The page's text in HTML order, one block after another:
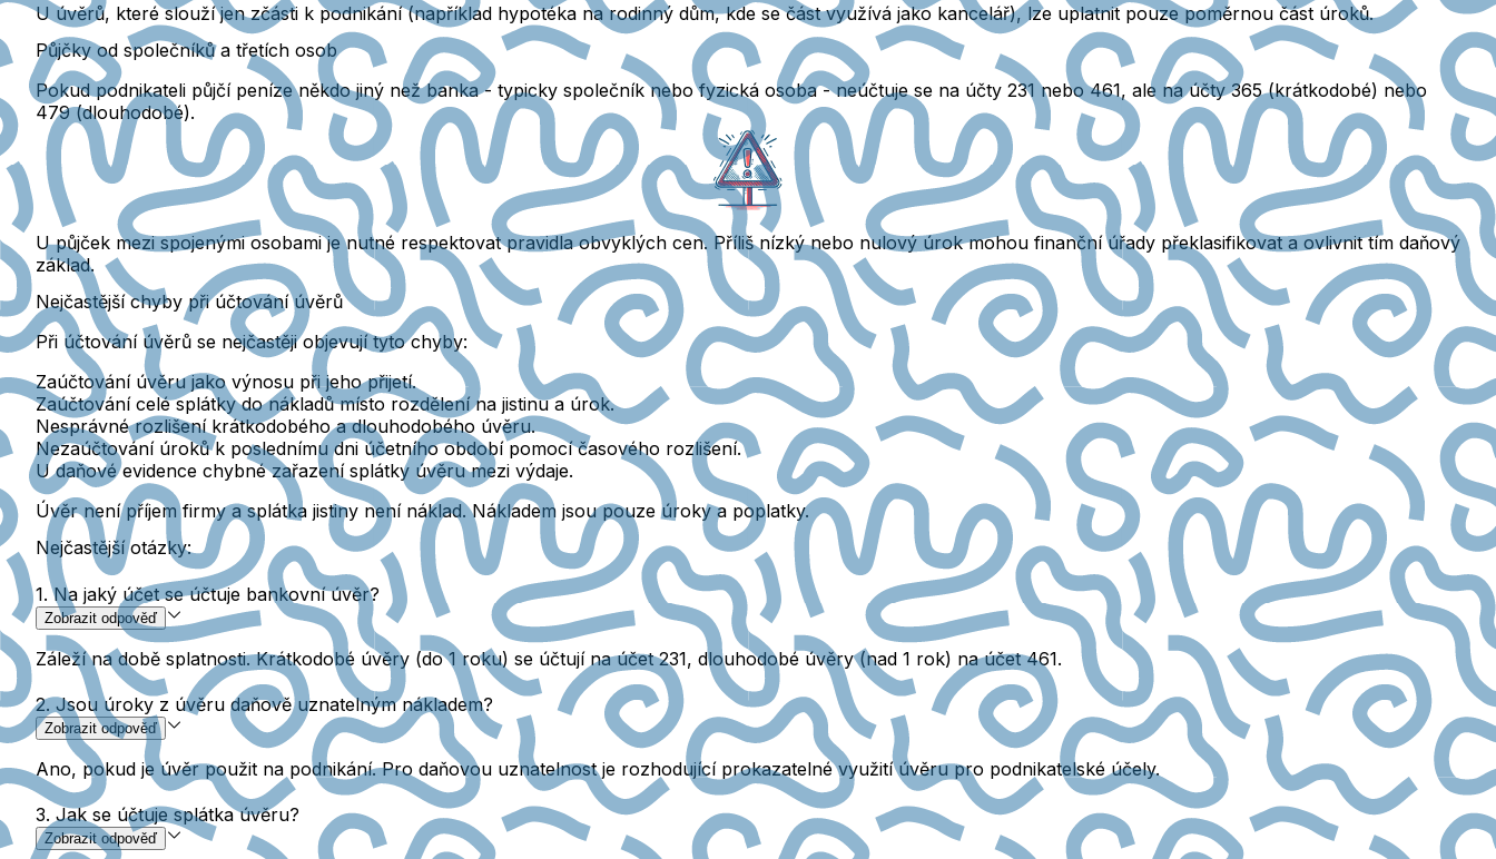
U úvěrů, které slouží jen zčásti k podnikání(například hypotéka na rodinný dům, kde se část využívá jako kancelář), lze uplatnit pouze poměrnou část úroků.
Půjčky od společníků a třetích osob
Pokud podnikateli půjčí peníze někdo jiný než banka- typicky společník nebo fyzická osoba - neúčtuje se na účty 231 nebo 461, ale na účty 365 (krátkodobé) nebo
479 (dlouhodobé).
U půjček mezi spojenými osobami je nutné respektovat pravidla obvyklých cen. Příliš nízký nebo nulový úrok mohou finanční úřady překlasifikovat a ovlivnit tím daňový
základ.
Nejčastější chyby při účtování úvěrů
Při účtování úvěrů se nejčastěji objevují tyto chyby:
Zaúčtování úvěru jako výnosu při jeho přijetí.
Zaúčtování celé splátky do nákladůmísto rozdělení na jistinu a úrok.
Nesprávné rozlišení krátkodobého a dlouhodobého úvěru.
Nezaúčtování úroků k poslednímu dni účetního obdobípomocí časového rozlišení.
U daňové evidence chybné zařazení splátky úvěru mezi výdaje.
Úvěr není příjem firmy a splátka jistiny není náklad.Nákladem jsou pouze úroky a poplatky.
Nejčastější otázky:
1. Na jaký účet se účtuje bankovní úvěr?
Zobrazit odpověď
Záleží na době splatnosti. Krátkodobé úvěry (do 1 roku) se účtují na účet 231, dlouhodobé úvěry (nad 1 rok) na účet 461.
2. Jsou úroky z úvěru daňově uznatelným nákladem?
Zobrazit odpověď
Ano, pokud je úvěr použit na podnikání. Pro daňovou uznatelnost je rozhodující prokazatelné využití úvěru pro podnikatelské účely.
3. Jak se účtuje splátka úvěru?
Zobrazit odpověď